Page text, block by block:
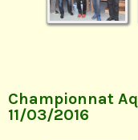
Championnat
11/03/2016